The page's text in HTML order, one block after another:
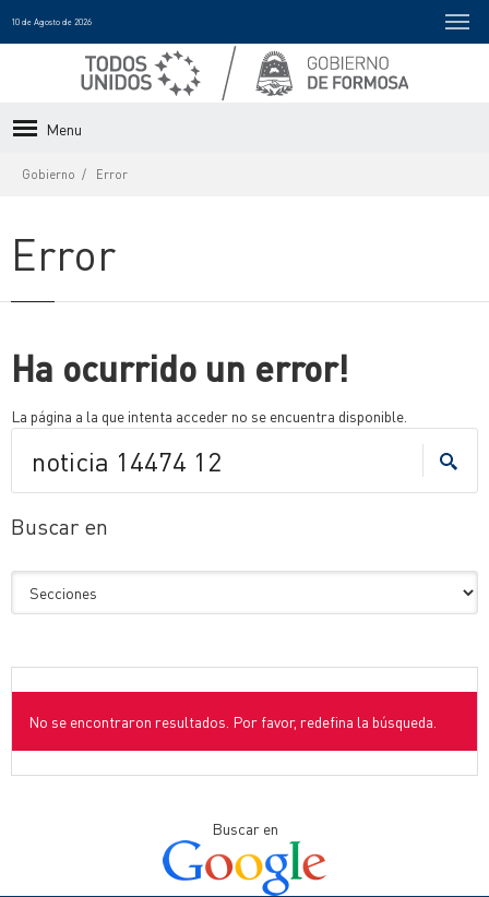
10 de Agosto de 2026
Menu
Gobierno Error
Error
Ha ocurrido un error!
La página a la que intenta acceder no se encuentra disponible.
Buscar en
No se encontraron resultados. Por favor, redefina la búsqueda.
Buscar en